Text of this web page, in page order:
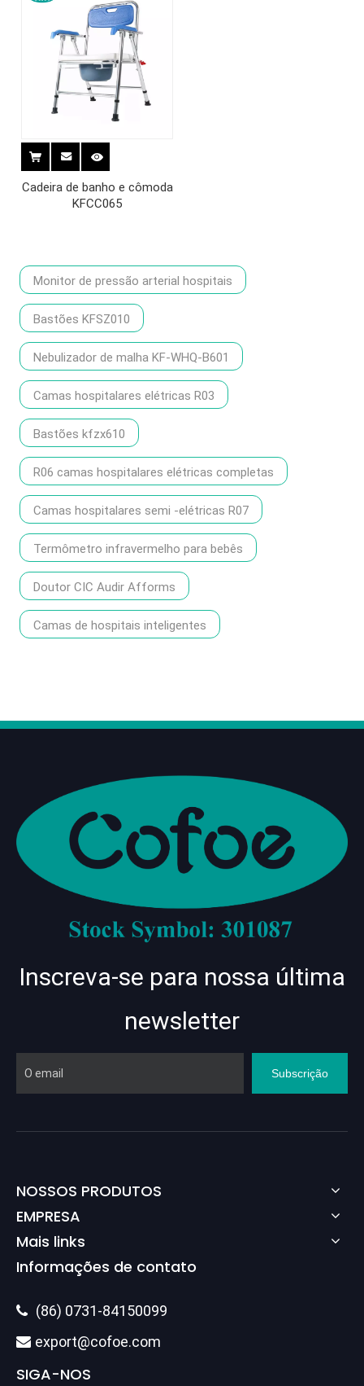
Cadeira de banho e cômoda
KFCC065
Monitor de pressão arterial hospitais
Bastões KFSZ010
Nebulizador de malha KF-WHQ-B601
Camas hospitalares elétricas R03
Bastões kfzx610
R06 camas hospitalares elétricas completas
Camas hospitalares semi -elétricas R07
Termômetro infravermelho para bebês
Doutor CIC Audir Afforms
Camas de hospitais inteligentes
Inscreva-se para nossa última
newsletter
Subscrição
NOSSOS PRODUTOS
EMPRESA
Mais links
Informações de contato
 (86) 0731-84150099
 export@cofoe.com
SIGA-NOS